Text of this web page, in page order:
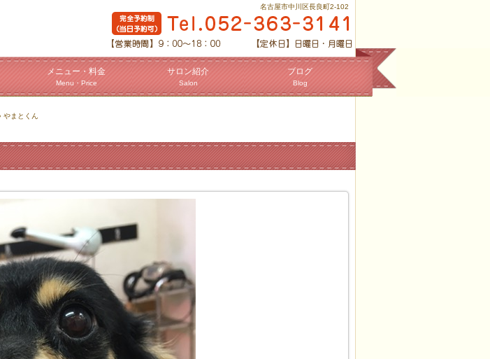
名古屋市中川区長良町2-102
メニュー・料金
Menu・Price
サロン紹介
Salon
ブログ
Blog
やまとくん